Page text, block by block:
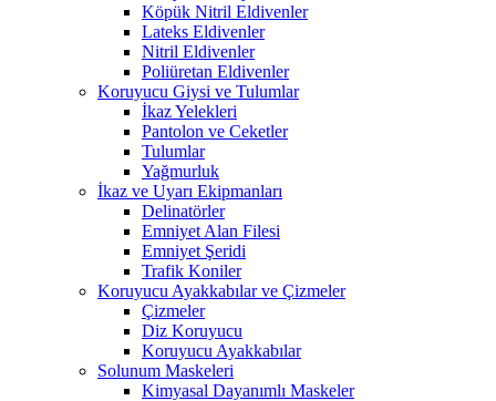
Köpük Nitril Eldivenler
Lateks Eldivenler
Nitril Eldivenler
Poliüretan Eldivenler
Koruyucu Giysi ve Tulumlar
İkaz Yelekleri
Pantolon ve Ceketler
Tulumlar
Yağmurluk
İkaz ve Uyarı Ekipmanları
Delinatörler
Emniyet Alan Filesi
Emniyet Şeridi
Trafik Koniler
Koruyucu Ayakkabılar ve Çizmeler
Çizmeler
Diz Koruyucu
Koruyucu Ayakkabılar
Solunum Maskeleri
Kimyasal Dayanımlı Maskeler